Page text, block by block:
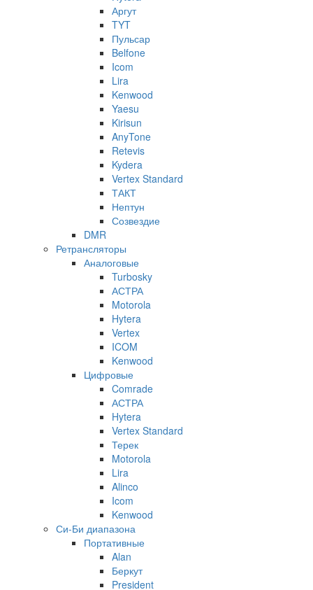
Аргут
TYT
Пульсар
Belfone
Icom
Lira
Kenwood
Yaesu
Kirisun
AnyTone
Retevis
Kydera
Vertex Standard
ТАКТ
Нептун
Созвездие
DMR
Ретрансляторы
Аналоговые
Turbosky
АСТРА
Motorola
Hytera
Vertex
ICOM
Kenwood
Цифровые
Comrade
АСТРА
Hytera
Vertex Standard
Терек
Motorola
Lira
Alinco
Icom
Kenwood
Си-Би диапазона
Портативные
Alan
Беркут
President